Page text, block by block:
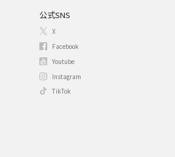
公式SNS
X
Facebook
Youtube
Instagram
TikTok